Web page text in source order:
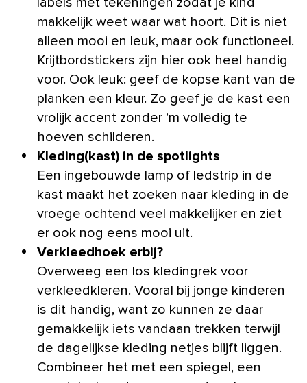
makkelijk weet waar wat hoort. Dit is niet
alleen mooi en leuk, maar ook functioneel.
Krijtbordstickers zijn hier ook heel handig
voor. Ook leuk: geef de kopse kant van de
planken een kleur. Zo geef je de kast een
vrolijk accent zonder ’m volledig te
hoeven schilderen.
Kleding(kast) in de spotlights
Een ingebouwde lamp of ledstrip in de
kast maakt het zoeken naar kleding in de
vroege ochtend veel makkelijker en ziet
er ook nog eens mooi uit.
Verkleedhoek erbij?
Overweeg een los kledingrek voor
verkleedkleren. Vooral bij jonge kinderen
is dit handig, want zo kunnen ze daar
gemakkelijk iets vandaan trekken terwijl
de dagelijkse kleding netjes blijft liggen.
Combineer het met een spiegel, een